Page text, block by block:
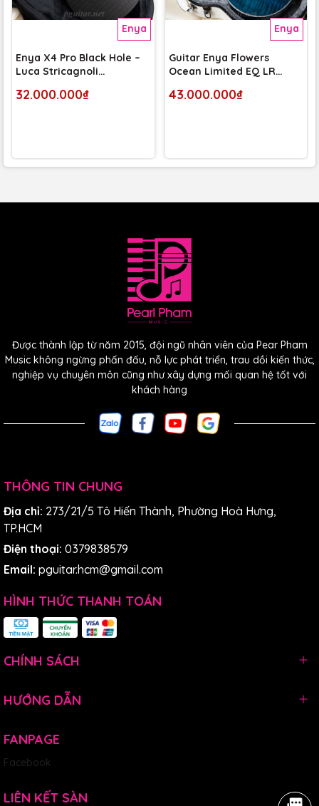
Mặt Sau Và Bên
Hông Đàn Làm
Bằng Gỗ HPL
Sử dụng gỗ HPL với vân gỗ Rosewood, sự kết hợp tinh xảo
giúp ngoại hình cây đàn không chỉ bắt mắt mà còn chắc
độ khắc nghiệt và chống thấm nước, thuận tiện cho bạn
Enya
Enya X4 Pro Black Hole –
Luca Stricagnoli
32.000.000₫
Enya
Guitar Enya Flowers
Ocean Limited EQ LR
43.000.000₫
Được thành lập từ năm 2015, đội ngũ nhân viên của Pear Pham
Music không ngừng phấn đấu, nỗ lực phát triển, trau dồi kiến thức,
nghiệp vụ chuyên môn cũng như xây dựng mối quan hệ tốt với
khách hàng
THÔNG TIN CHUNG
Địa chỉ: 273/21/5 Tô Hiến Thành, Phường Hoà Hưng,
TP.HCM
Điện thoại: 0379838579
Email: pguitar.hcm@gmail.com
HÌNH THỨC THANH TOÁN
CHÍNH SÁCH
HƯỚNG DẪN
FANPAGE
Facebook
LIÊN KẾT SÀN